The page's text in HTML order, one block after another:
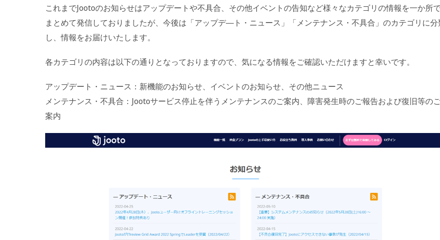
これまでJootoのお知らせはアップデートや不具合、その他イベントの告知など様々なカテゴリの情報を一か所
まとめて発信しておりましたが、今後は「アップデ―ト・ニュース」「メンテナンス・不具合」のカテゴリに分
し、情報をお届けいたします。
各カテゴリの内容は以下の通りとなっておりますので、気になる情報をご確認いただけますと幸いです。
アップデート・ニュース：新機能のお知らせ、イベントのお知らせ、その他ニュース
メンテナンス・不具合：Jootoサービス停止を伴うメンテナンスのご案内、障害発生時のご報告および復旧等の
案内